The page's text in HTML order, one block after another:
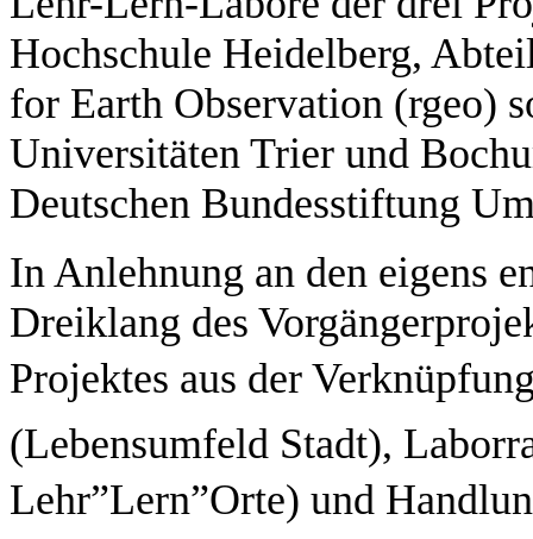
Hochschule Heidelberg,
for Earth Observation (rgeo)
Universitäten Trier und
Deutschen Bundesstiftung
In Anlehnung an den eigens
Dreiklang des
Projektes aus der
(Lebensumfeld Stadt),
Lehr”Lern”Orte) und